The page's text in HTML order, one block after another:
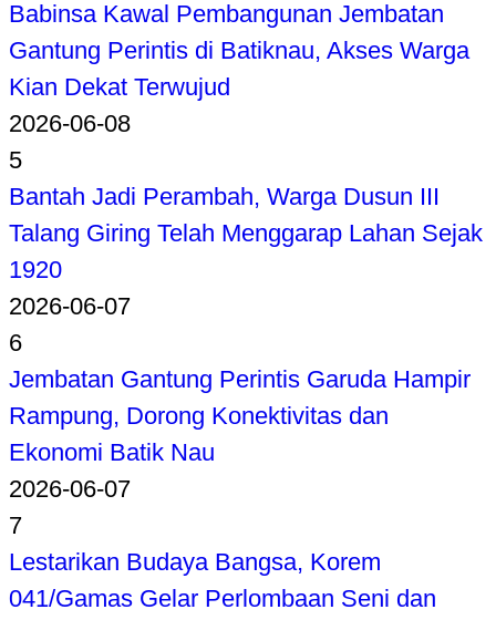
Babinsa Kawal Pembangunan Jembatan
Gantung Perintis di Batiknau, Akses Warga
Kian Dekat Terwujud
2026-06-08
5
Bantah Jadi Perambah, Warga Dusun III
Talang Giring Telah Menggarap Lahan Sejak
1920
2026-06-07
6
Jembatan Gantung Perintis Garuda Hampir
Rampung, Dorong Konektivitas dan
Ekonomi Batik Nau
2026-06-07
7
Lestarikan Budaya Bangsa, Korem
041/Gamas Gelar Perlombaan Seni dan